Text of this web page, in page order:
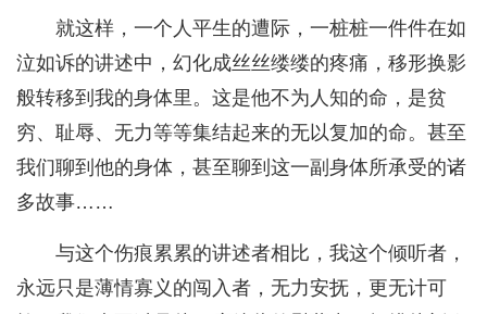
就这样，一个人平生的遭际，一桩桩一件件在如
泣如诉的讲述中，幻化成丝丝缕缕的疼痛，移形换影
般转移到我的身体里。这是他不为人知的命，是贫
穷、耻辱、无力等等集结起来的无以复加的命。甚至
我们聊到他的身体，甚至聊到这一副身体所承受的诸
多故事……
与这个伤痕累累的讲述者相比，我这个倾听者，
永远只是薄情寡义的闯入者，无力安抚，更无计可